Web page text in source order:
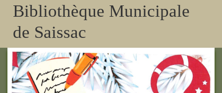
Bibliothèque Municipale
de Saissac